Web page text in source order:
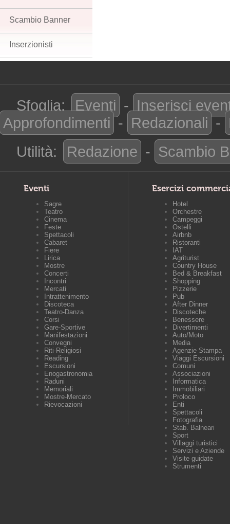
Scambio Banner
Inserzionisti
Sfoglia: Eventi - Inserisci
Approfondimenti - Redazionali -
Utilità:
Redazione - Scambio
Eventi
Sagre
Teatro
Cinema
Feste
Spettacoli
Cabaret
Fiere
Lirica
Mostre
Concerti
Incontri
Mercati
Intrattenimento
Discoteca
Teatro-Danza
Corsi
Gare-Sportive
Manifestazioni
Convegni
Riti-Religiosi
Reading
Escursioni
Enogastronomia
Raduni
Memoriali
Mostre-Mercato
Rievocazioni
Esercizi
Hotel
Orchestre
Campeggi
Ostelli
Airbnb
Ristoranti
IAT
Agriturist
Country House
Bed & Breakfast
Shopping
Pizzerie
Pub
After Dinner
Discoteche
Benessere
Divertimenti
Auto/Moto
Media
Agenzie Stampa
Viaggi Escursioni
Comuni
Associazioni
Informatica
Immobiliari
Proloco
Enti
Spettacoli
Fotografia
Stab. Balneari
Sport
Villaggi turistici
Servizi e Aziende
Visite guidate
Strumenti